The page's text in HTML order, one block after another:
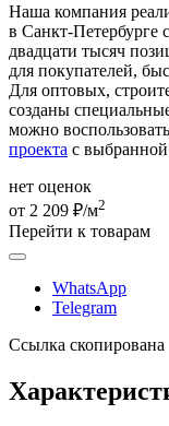
Наша компания
в Санкт-Петербурге
двадцати тысяч
для покупателей,
Для оптовых,
созданы
можно
проекта с
нет оценок
от 2 209 ₽/м2
Перейти к товарам
WhatsApp
Telegram
Ссылка скопирована